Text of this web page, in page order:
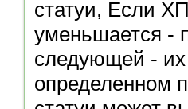
статуи, Если
уменьшается -
следующей -
определенном